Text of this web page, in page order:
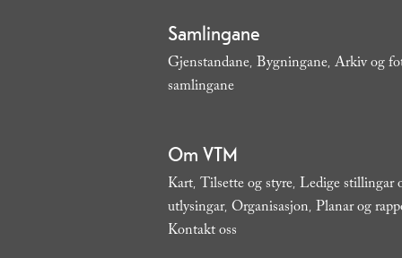
Samlingane
Gjenstandane, Bygningane, Arkiv og
samlingane
Om VTM
Kart, Tilsette og styre, Ledige stillingar
utlysingar, Organisasjon, Planar og
Kontakt oss